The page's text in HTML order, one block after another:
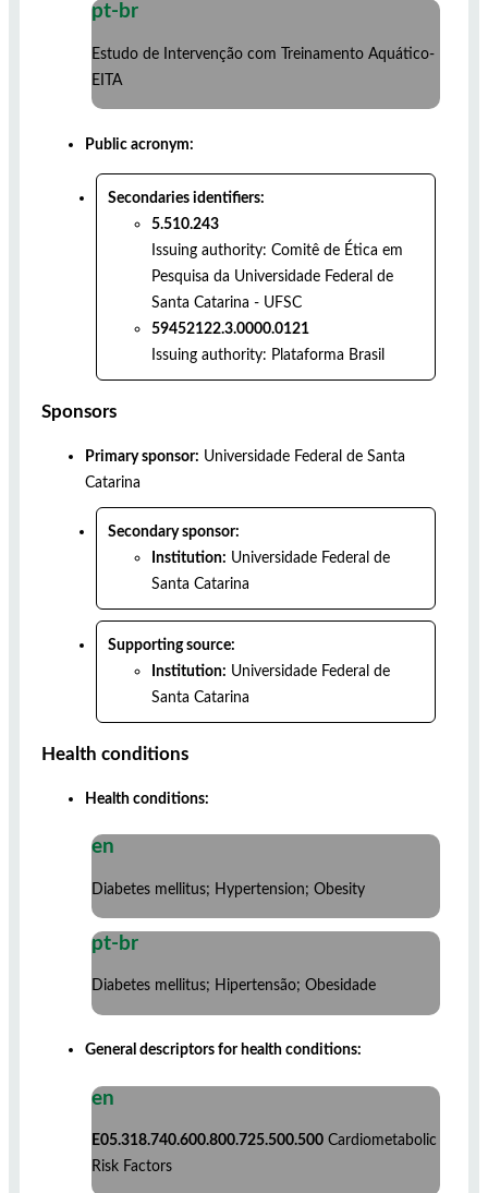
pt-br
Estudo de Intervenção com Treinamento Aquático-
EITA
Public acronym:
Secondaries identifiers:
5.510.243
Issuing authority: Comitê de Ética em
Pesquisa da Universidade Federal de
Santa Catarina - UFSC
59452122.3.0000.0121
Issuing authority: Plataforma Brasil
Sponsors
Primary sponsor: Universidade Federal de Santa
Catarina
Secondary sponsor:
Institution: Universidade Federal de
Santa Catarina
Supporting source:
Institution: Universidade Federal de
Santa Catarina
Health conditions
Health conditions:
en
Diabetes mellitus; Hypertension; Obesity
pt-br
Diabetes mellitus; Hipertensão; Obesidade
General descriptors for health conditions:
en
E05.318.740.600.800.725.500.500 Cardiometabolic
Risk Factors